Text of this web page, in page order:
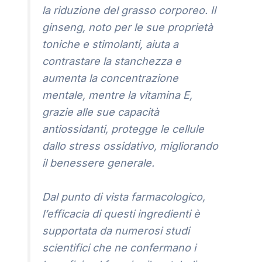
la riduzione del grasso corporeo. Il
ginseng, noto per le sue proprietà
toniche e stimolanti, aiuta a
contrastare la stanchezza e
aumenta la concentrazione
mentale, mentre la vitamina E,
grazie alle sue capacità
antiossidanti, protegge le cellule
dallo stress ossidativo, migliorando
il benessere generale.
Dal punto di vista farmacologico,
l’efficacia di questi ingredienti è
supportata da numerosi studi
scientifici che ne confermano i